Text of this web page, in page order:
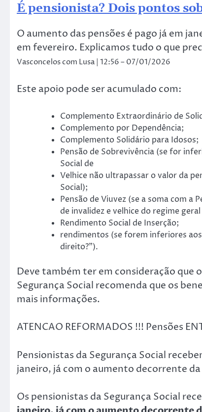
É pensionista? Dois pontos
O aumento das pensões é pago já em
em fevereiro. Explicamos tudo o que
Vasconcelos com Lusa | 12:56 – 07/01/2026
Este apoio pode ser acumulado com:
Complemento Extraordinário de
Complemento por Dependência;
Complemento Solidário para Idosos;
Pensão de Sobrevivência (se for
Social de
Velhice não ultrapassar o valor da
Social);
Pensão de Viuvez (se a soma com a
de invalidez e velhice do regime
Rendimento Social de Inserção;
rendimentos (se forem inferiores
direito?”).
Deve também ter em consideração que
Segurança Social recomenda que os
mais informações.
ATENCAO REFORMADOS !!! Pensões
Pensionistas da Segurança Social
janeiro, já com o aumento decorrente
Os pensionistas da Segurança Social